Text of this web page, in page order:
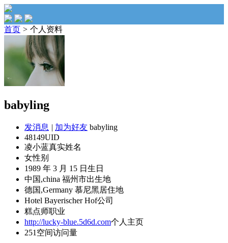
首页 > 个人资料
babyling
发消息 | 加为好友 babyling
48149UID
凌小蓝真实姓名
女性别
1989 年 3 月 15 日 生日
中国,china 福州市出生地
德国,Germany 慕尼黑居住地
Hotel Bayerischer Hof公司
糕点师职业
http://lucky-blue.5d6d.com个人主页
251 空间访问量